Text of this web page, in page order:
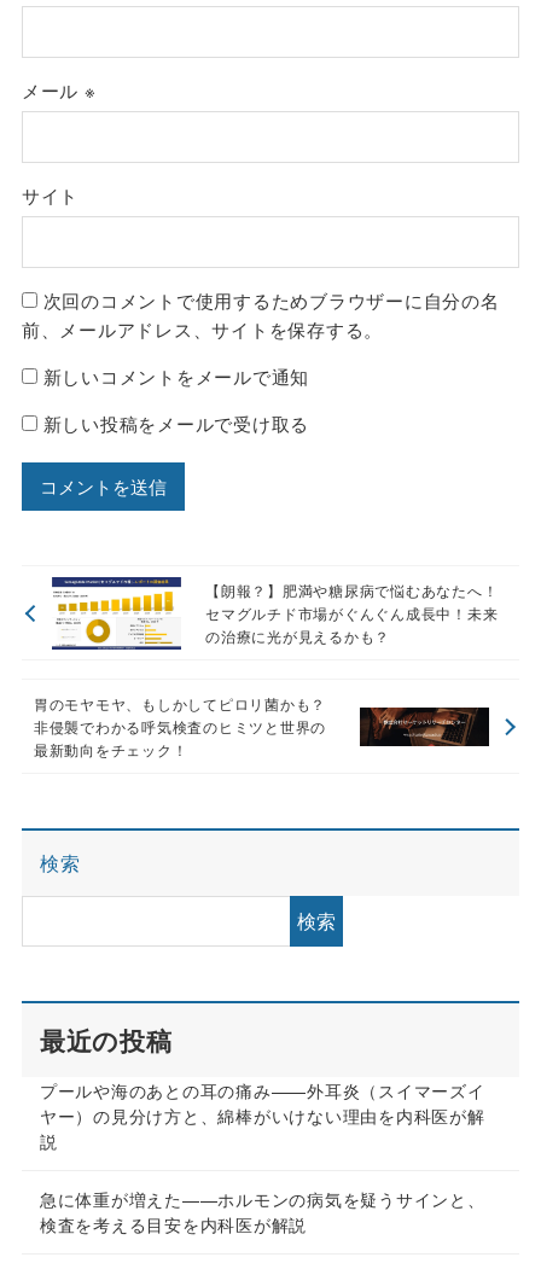
メール ※
サイト
次回のコメントで使用するためブラウザーに自分の名
前、メールアドレス、サイトを保存する。
新しいコメントをメールで通知
新しい投稿をメールで受け取る
【朗報？】肥満や糖尿病で悩むあなたへ！
セマグルチド市場がぐんぐん成長中！未来
の治療に光が見えるかも？
胃のモヤモヤ、もしかしてピロリ菌かも？
非侵襲でわかる呼気検査のヒミツと世界の
最新動向をチェック！
検索
検索
最近の投稿
プールや海のあとの耳の痛み——外耳炎（スイマーズイ
ヤー）の見分け方と、綿棒がいけない理由を内科医が解
説
急に体重が増えた——ホルモンの病気を疑うサインと、
検査を考える目安を内科医が解説